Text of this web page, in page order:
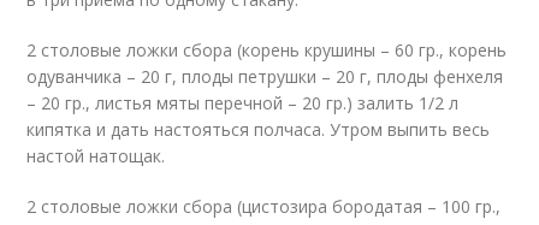
2 столовые ложки сбора (корень крушины – 60 гр., корень
одуванчика – 20 г, плоды петрушки – 20 г, плоды фенхеля
– 20 гр., листья мяты перечной – 20 гр.) залить 1/2 л
кипятка и дать настояться полчаса. Утром выпить весь
настой натощак.
2 столовые ложки сбора (цистозира бородатая – 100 гр.,